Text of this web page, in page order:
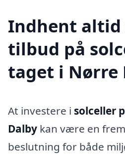
Indhent altid
tilbud på
taget i Nørre
At investere i solceller
Dalby kan være en
beslutning for både